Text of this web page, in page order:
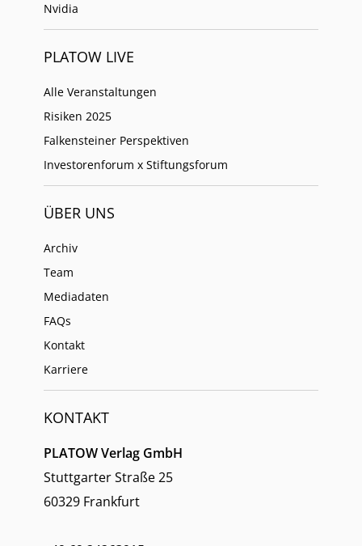
Nvidia
PLATOW LIVE
Alle Veranstaltungen
Risiken 2025
Falkensteiner Perspektiven
Investorenforum x Stiftungsforum
ÜBER UNS
Archiv
Team
Mediadaten
FAQs
Kontakt
Karriere
KONTAKT
PLATOW Verlag GmbH
Stuttgarter Straße 25
60329 Frankfurt